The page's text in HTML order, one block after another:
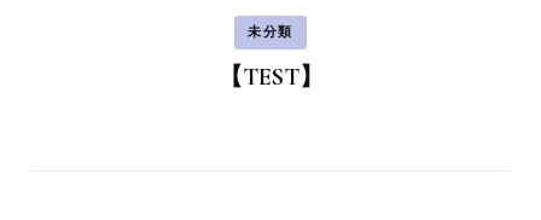
未分類
【TEST】